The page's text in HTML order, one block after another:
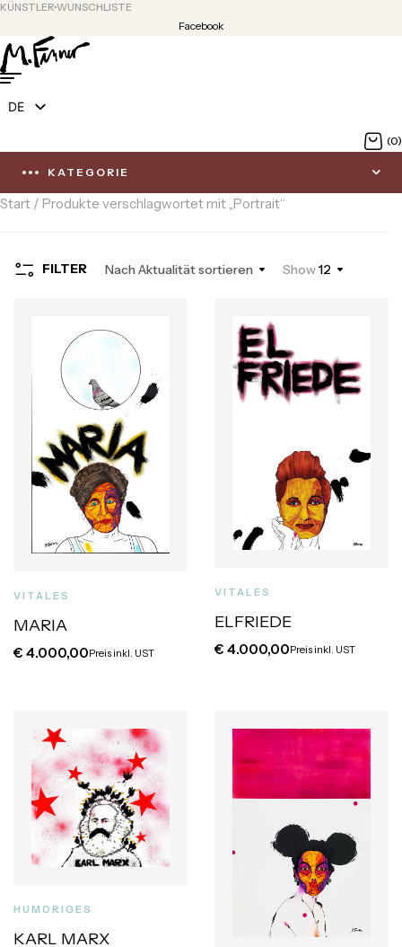
KÜNSTLER WUNSCHLISTE
Facebook
DE
(0)
KATEGORIE
Start / Produkte verschlagwortet mit „Portrait“
FILTER Nach Aktualität sortieren Show12
VITALES
MARIA
€ 4.000,00Preis inkl. UST
VITALES
ELFRIEDE
€ 4.000,00Preis inkl. UST
HUMORIGES
KARL MARX